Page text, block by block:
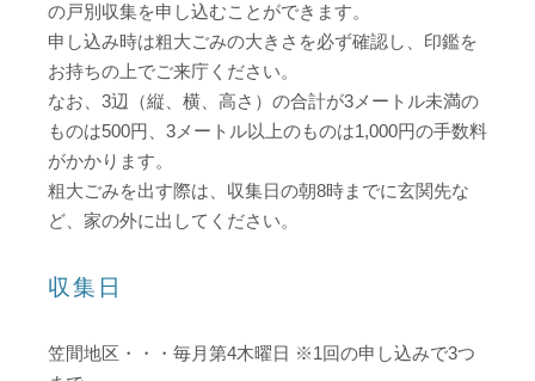
の戸別収集を申し込むことができます。
申し込み時は粗大ごみの大きさを必ず確認し、印鑑を
お持ちの上でご来庁ください。
なお、3辺（縦、横、高さ）の合計が3メートル未満の
ものは500円、3メートル以上のものは1,000円の手数料
がかかります。
粗大ごみを出す際は、収集日の朝8時までに玄関先な
ど、家の外に出してください。
収集日
笠間地区・・・毎月第4木曜日 ※1回の申し込みで3つ